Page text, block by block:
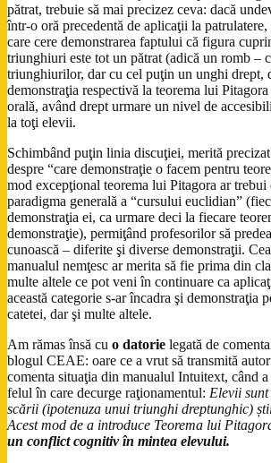
pătrat, trebuie să mai precizez ceva: dacă
într-o oră precedentă de aplicaţii la patrulatere,
care cere demonstrarea faptului că figura
triunghiuri este tot un pătrat (adică un romb –
triunghiurilor, dar cu cel puţin un unghi drept,
demonstraţia respectivă la teorema lui
orală, având drept urmare un nivel de
la toţi elevii.
Schimbând puţin linia discuţiei, merită
despre “care demonstraţie o facem pentru
mod excepţional teorema lui Pitagora ar trebui
paradigma generală a “cursului euclidian”
demonstraţia ei, ca urmare deci la fiecare
demonstraţie), permiţând profesorilor să
cunoască – diferite şi diverse demonstraţii.
manualul nemţesc ar merita să fie prima din
multe altele ce pot veni în continuare ca
această categorie s-ar încadra şi demonstraţia
catetei, dar şi multe altele.
Am rămas însă cu o datorie legată de
blogul CEAE: oare ce a vrut să transmită
comenta situaţia din manualul Intuitext, când
felul în care decurge raţionamentul: Elevii
scării (ipotenuza unui triunghi dreptunghic)
Acest mod de a introduce Teorema lui
un conflict cognitiv în mintea elevului.